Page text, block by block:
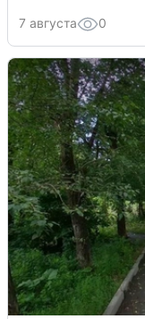
7 августа 0